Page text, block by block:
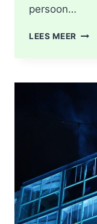
persoon…
LEES MEER